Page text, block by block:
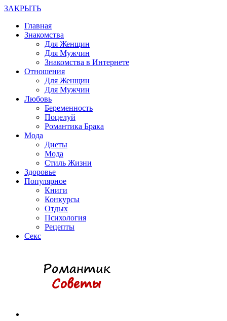
ЗАКРЫТЬ
Главная
Знакомства
Для Женщин
Для Мужчин
Знакомства в Интернете
Отношения
Для Женщин
Для Мужчин
Любовь
Беременность
Поцелуй
Романтика Брака
Мода
Диеты
Мода
Стиль Жизни
Здоровье
Популярное
Книги
Конкурсы
Отдых
Психология
Рецепты
Секс